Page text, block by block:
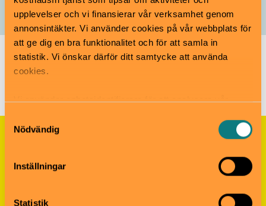
upplevelser och vi finansierar vår verksamhet genom
annonsintäkter. Vi använder cookies på vår webbplats för
att ge dig en bra funktionalitet och för att samla in
statistik. Vi önskar därför ditt samtycke att använda
cookies.
Vi använder enhetsidentifierare för att analysera vår
samt tillhandahålla funktioner för sociala medier. Vi
vidarebefordrar även sådana identifierare och annan
information från din enhet till de sociala medier och
annons- och analysföretag som vi samarbetar med.
information som du har tillhandahållit eller som de har
Samtyckesval
Nödvändig
Inställningar
Statistik
Barnrum Bonniers konsthall
Barn i stans kalendarium för barn och familjer i Stockholm
Barn- och familjeevenemang i Stockholm
Anmäl dig till vårt populära nyhetsbrev och få